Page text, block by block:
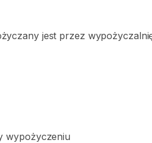
jest przez
wypożyczeniu